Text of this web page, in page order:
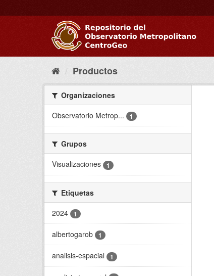
al
Productos
Organizaciones
Observatorio Metrop...
1
Grupos
Visualizaciones
1
Etiquetas
2024
1
albertogarob 1
analisis-espacial 1